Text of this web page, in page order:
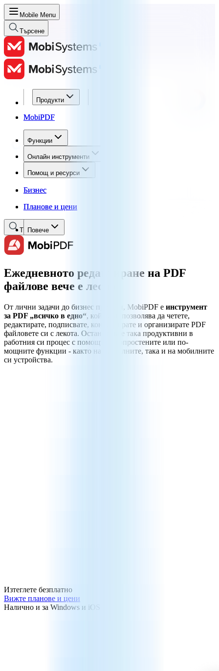
Mobile Menu
Търсене
Продукти
MobiPDF
Функции
Онлайн инструменти
Помощ и ресурси
Бизнес
Планове и цени
Повече
Продукти
MobiPDF
Функции
Онлайн инструменти
Помощ и ресурси
Бизнес
Планове и цени
Търсене
Ежедневното редактиране на PDF
файлове вече е лесно
От лични задачи до бизнес проекти, MobiPDF е инструмент
за PDF „всичко в едно“, който ви позволява да четете,
редактирате, подписвате, конвертирате и организирате PDF
файловете си с лекота. Останете все така продуктивни в
работния си процес с помощта на опростените или по-
мощните функции - както на настолните, така и на мобилните
си устройства.
Изтеглете безплатно
Вижте планове и цени
Налично и за Windows и iOS